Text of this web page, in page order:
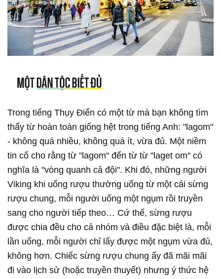
Trong tiếng Thụy Điển có một từ mà bạn không tìm
thấy từ hoàn toàn giống hệt trong tiếng Anh: "lagom"
- không quá nhiều, không quá ít, vừa đủ. Một niềm
tin cổ cho rằng từ "lagom" đến từ từ "laget om" có
nghĩa là "vòng quanh cả đội". Khi đó, những người
Viking khi uống rượu thường uống từ một cái sừng
rượu chung, mỗi người uống một ngụm rồi truyền
sang cho người tiếp theo… Cứ thế, sừng rượu
được chia đều cho cả nhóm và điều đặc biệt là, mỗi
lần uống, mỗi người chỉ lấy được một ngụm vừa đủ,
không hơn. Chiếc sừng rượu chung ấy đã mãi mãi
đi vào lịch sử (hoặc truyền thuyết) nhưng ý thức hệ